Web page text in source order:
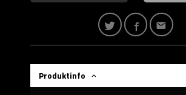
Produktinfo